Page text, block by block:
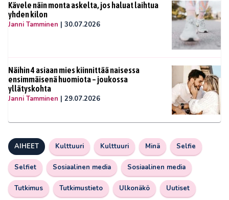
Kävele näin monta askelta, jos haluat laihtua
yhden kilon
Janni Tamminen | 30.07.2026
Näihin 4 asiaan mies kiinnittää naisessa
ensimmäisenä huomiota – joukossa
yllätyskohta
Janni Tamminen | 29.07.2026
AIHEET Kulttuuri Kulttuuri Minä Selfie
Selfiet Sosiaalinen media Sosiaalinen media
Tutkimus Tutkimustieto Ulkonäkö Uutiset